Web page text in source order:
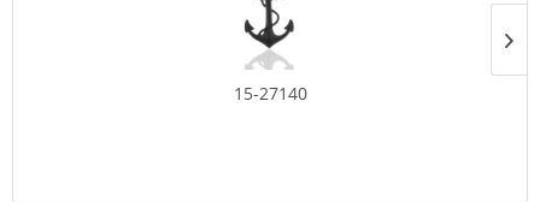
15-27140